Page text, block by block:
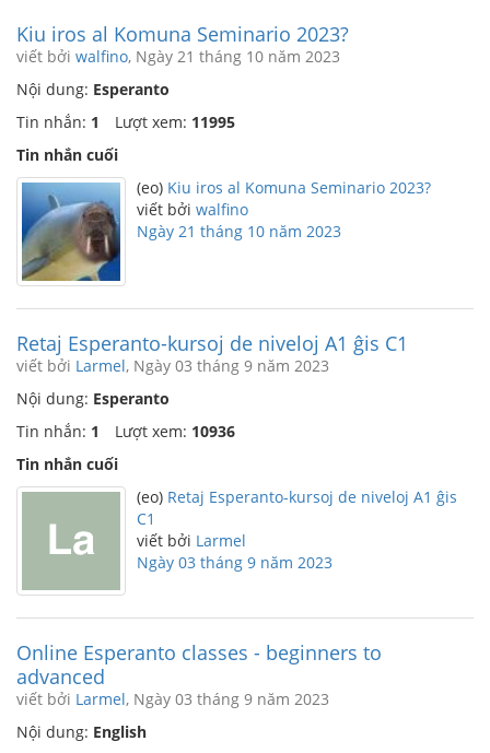
Kiu iros al Komuna Seminario 2023?
viết bởi walfino, Ngày 21 tháng 10 năm 2023
Nội dung: Esperanto
Tin nhắn: 1 Lượt xem: 11995
Tin nhắn cuối
(eo) Kiu iros al Komuna Seminario 2023?
viết bởi walfino
Ngày 21 tháng 10 năm 2023
Retaj Esperanto-kursoj de niveloj A1 ĝis C1
viết bởi Larmel, Ngày 03 tháng 9 năm 2023
Nội dung: Esperanto
Tin nhắn: 1 Lượt xem: 10936
Tin nhắn cuối
(eo) Retaj Esperanto-kursoj de niveloj A1 ĝis
C1
viết bởi Larmel
Ngày 03 tháng 9 năm 2023
Online Esperanto classes - beginners to
advanced
viết bởi Larmel, Ngày 03 tháng 9 năm 2023
Nội dung: English